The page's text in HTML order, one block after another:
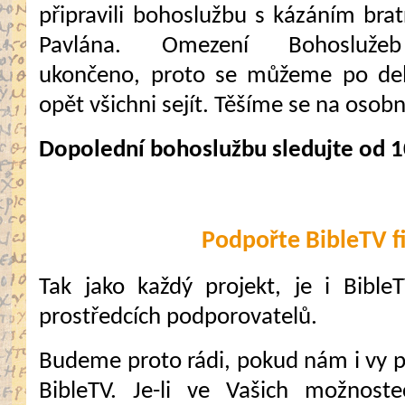
připravili bohoslužbu s kázáním
Pavlána. Omezení
ukončeno, proto se můžeme po
opět všichni sejít. Těšíme se na
Dopolední bohoslužbu sledujte od
Podpořte BibleTV
Tak jako každý projekt, je i
prostředcích podporovatelů.
Budeme proto rádi, pokud nám i vy
BibleTV. Je-li ve Vašich